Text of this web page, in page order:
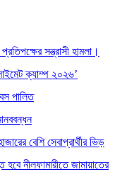
সন্ত্রাসী হামলা।
ক্যাম্প ২০২৬’
পালিত
বেশি সেবাপ্রার্থীর ভিড়
নীলফামারীতে জামায়াতের